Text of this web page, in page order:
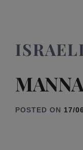
POSTED ON 17/